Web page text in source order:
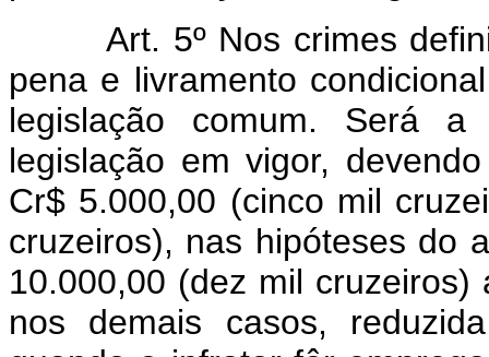
Art. 5º Nos crimes
pena e livramento
legislação comum. Será
legislação em vigor,
Cr$ 5.000,00 (cinco mil
cruzeiros), nas hipóteses do
10.000,00 (dez mil
nos demais casos,